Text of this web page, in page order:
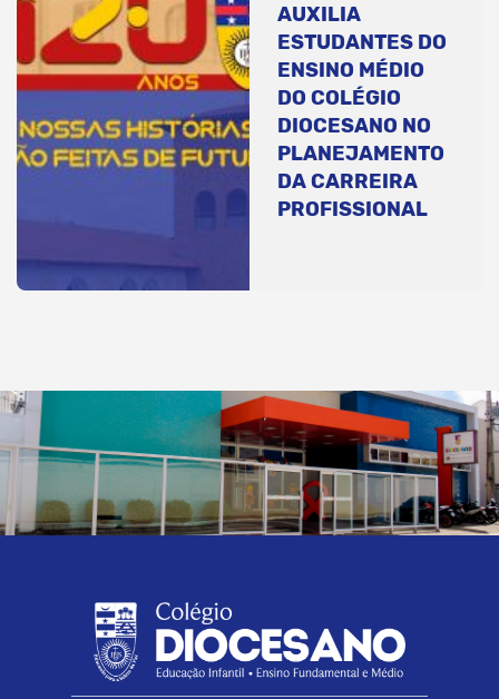
AUXILIA
ESTUDANTES DO
ENSINO MÉDIO
DO COLÉGIO
DIOCESANO NO
PLANEJAMENTO
DA CARREIRA
PROFISSIONAL